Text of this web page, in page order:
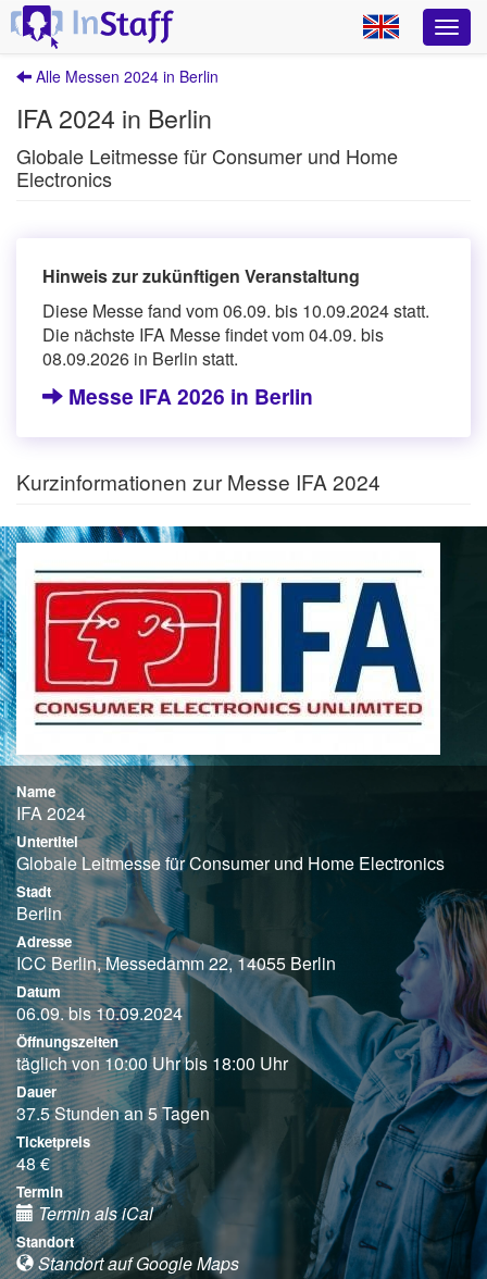
Alle Messen 2024 in Berlin
IFA 2024 in Berlin
Globale Leitmesse für Consumer und Home
Electronics
Hinweis zur zukünftigen Veranstaltung
Diese Messe fand vom 06.09. bis 10.09.2024 statt.
Die nächste IFA Messe findet vom 04.09. bis
08.09.2026 in Berlin statt.
Messe IFA 2026 in Berlin
Kurzinformationen zur Messe IFA 2024
Name
IFA 2024
Untertitel
Globale Leitmesse für Consumer und Home Electronics
Stadt
Berlin
Adresse
ICC Berlin, Messedamm 22, 14055 Berlin
Datum
06.09. bis 10.09.2024
Öffnungszeiten
täglich von 10:00 Uhr bis 18:00 Uhr
Dauer
37.5 Stunden an 5 Tagen
Ticketpreis
48 €
Termin
Termin als iCal
Standort
Standort auf Google Maps